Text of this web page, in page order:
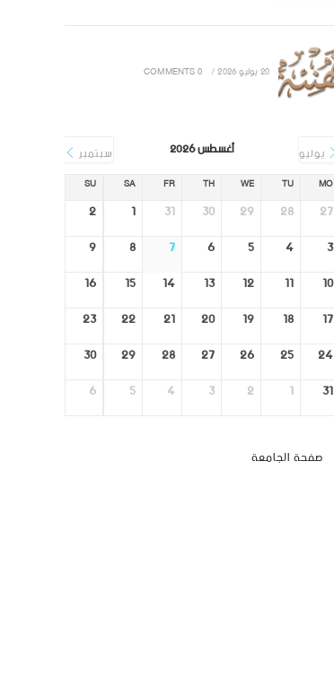
20 يوليو 2026 /
0 COMMENTS
يوليو أغسطس 2026 سبتمبر
MO
TU
WE
TH
FR
SA
SU
27
28
29
30
31
1
2
3
4
5
6
7
8
9
10
11
12
13
14
15
16
17
18
19
20
21
22
23
24
25
26
27
28
29
30
31
1
2
3
4
5
6
صفحة الجامعة